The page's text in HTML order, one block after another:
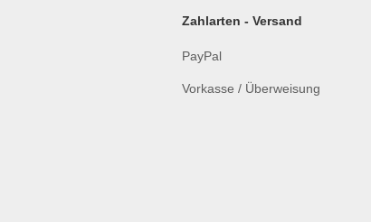
Zahlarten - Versand
PayPal
Vorkasse / Überweisung